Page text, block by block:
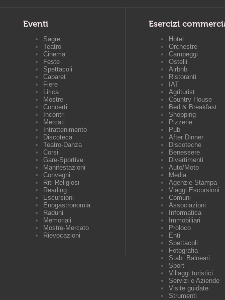
Eventi
Sagre
Teatro
Cinema
Feste
Spettacoli
Cabaret
Fiere
Lirica
Mostre
Concerti
Incontri
Mercati
Intrattenimento
Discoteca
Teatro-Danza
Corsi
Gare-Sportive
Manifestazioni
Convegni
Riti-Religiosi
Reading
Escursioni
Enogastronomia
Raduni
Memoriali
Mostre-Mercato
Rievocazioni
Esercizi
Hotel
Orchestre
Campeggi
Ostelli
Airbnb
Ristoranti
IAT
Agriturist
Country House
Bed & Breakfast
Shopping
Pizzerie
Pub
After Dinner
Discoteche
Benessere
Divertimenti
Auto/Moto
Media
Agenzie Stampa
Viaggi Escursioni
Comuni
Associazioni
Informatica
Immobiliari
Proloco
Enti
Spettacoli
Fotografia
Stab. Balneari
Sport
Villaggi turistici
Servizi e Aziende
Visite guidate
Strumenti